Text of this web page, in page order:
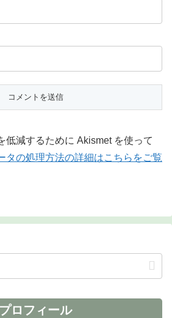
低減するために Akismet を使って
タの処理方法の詳細はこちらをご覧
プロフィール